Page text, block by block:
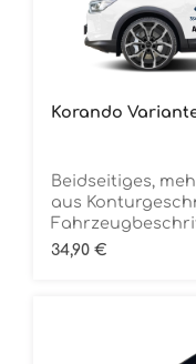
Korando
Beidseitiges,
aus
entfernbar
Regulärer Preis:
34,90 €